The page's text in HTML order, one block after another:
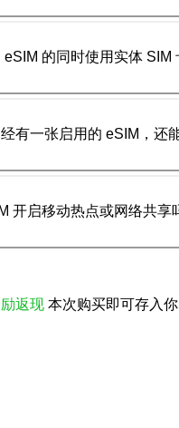
的同时使用实体 SIM
有一张启用的 eSIM，还
开启移动热点或网络共享
返现 本次购买即可存入